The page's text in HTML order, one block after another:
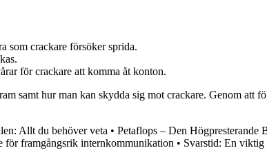
som crackare försöker sprida.
för crackare att komma åt konton.
samt hur man kan skydda sig mot crackare. Genom att
Allt du behöver veta • Petaflops – Den Högpresterande
framgångsrik internkommunikation • Svarstid: En